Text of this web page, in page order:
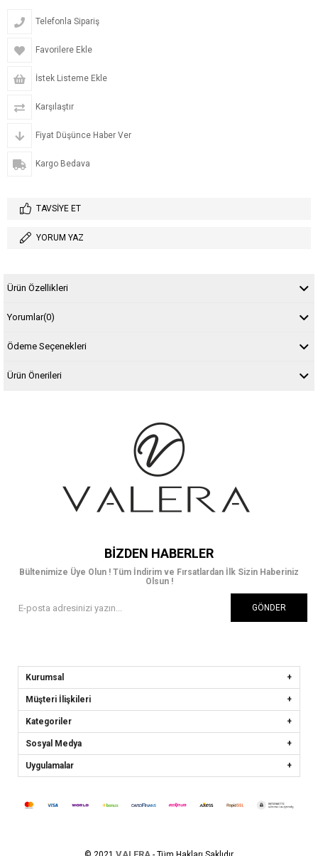
Telefonla Sipariş
Favorilere Ekle
İstek Listeme Ekle
Karşılaştır
Fiyat Düşünce Haber Ver
Kargo Bedava
TAVSIYE ET
YORUM YAZ
Ürün Özellikleri
Yorumlar(0)
Ödeme Seçenekleri
Ürün Önerileri
BIZDEN HABERLER
Bültenimize Üye Olun ! Tüm İndirim ve Fırsatlardan İlk Sizin Haberiniz
Olsun !
GÖNDER
Kurumsal
Müşteri İlişkileri
Kategoriler
Sosyal Medya
Uygulamalar